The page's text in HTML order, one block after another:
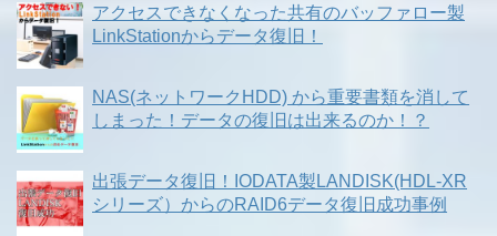
アクセスできなくなった共有のバッファロー製
LinkStationからデータ復旧！
NAS(ネットワークHDD) から重要書類を消して
しまった！データの復旧は出来るのか！？
出張データ復旧！IODATA製LANDISK(HDL-XR
シリーズ）からのRAID6データ復旧成功事例